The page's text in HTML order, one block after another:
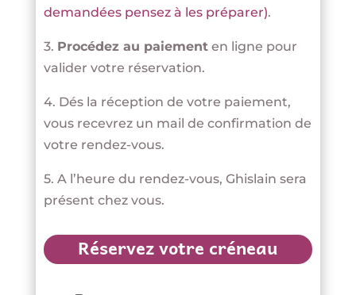
demandées pensez à les préparer).
3. Procédez au paiementen ligne pour
valider votre réservation.
4. Dés la réception de votre paiement,
vous recevrez un mail de confirmation de
votre rendez-vous.
5. A l’heure du rendez-vous, Ghislain sera
présent chez vous.
Réservez votre créneau